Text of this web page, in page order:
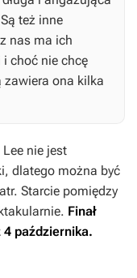
też inne
nas ma ich
choć nie chcę
zawiera ona kilka
Lee nie jest
dlatego można być
Starcie pomiędzy
Finał
4 października.